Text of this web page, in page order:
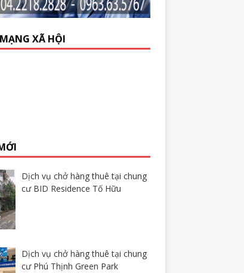
XÃ HỘI
Dịch vụ chở hàng thuê tại chung
cư BID Residence Tố Hữu
Dịch vụ chở hàng thuê tại chung
cư Phú Thịnh Green Park